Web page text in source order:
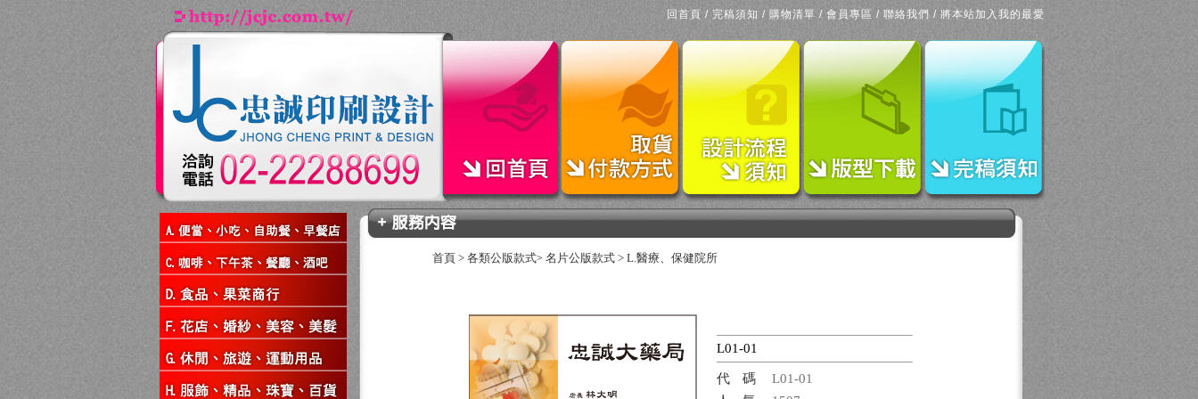
回首頁 /完稿須知 / 購物清單 / 會員專區 / 聯絡我們 / 將本站加入我的最愛
首頁 > 各類公版款式> 名片公版款式 > L.醫療、保健院所
L01-01
代碼
L01-01